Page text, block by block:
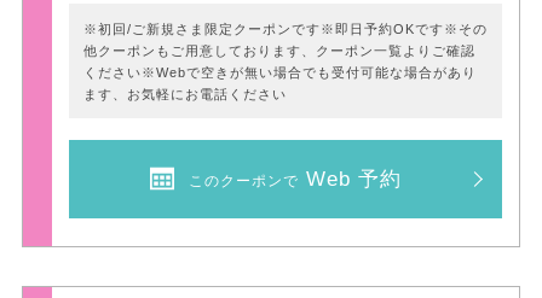
※初回/ご新規さま限定クーポンです※即日予約OKです※その
他クーポンもご用意しております、クーポン一覧よりご確認
ください※Webで空きが無い場合でも受付可能な場合があり
ます、お気軽にお電話ください
このクーポンで Web 予約